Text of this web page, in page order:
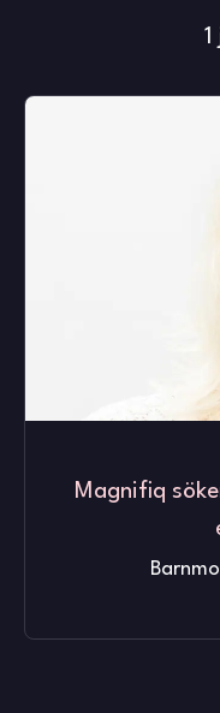
Magnifiq